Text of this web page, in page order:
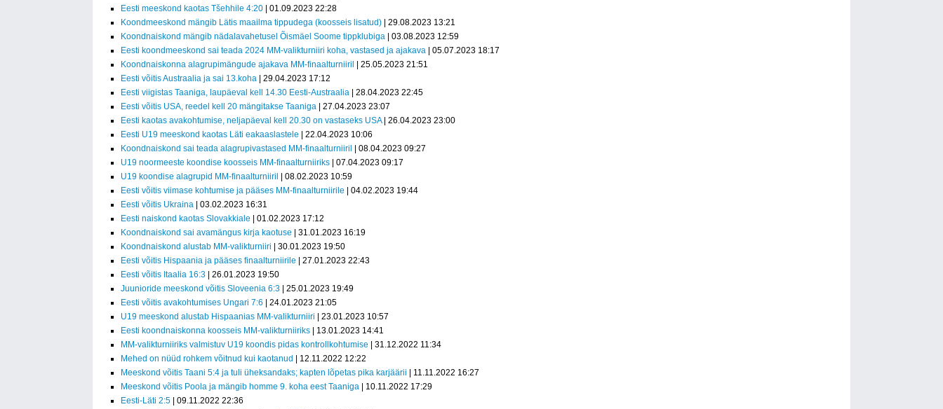
Eesti meeskond kaotas Tšehhile 4:20 | 01.09.2023 22:28
Koondmeeskond mängib Lätis maailma tippudega (koosseis lisatud) | 29.08.2023 13:21
Koondnaiskond mängib nädalavahetusel Õismäel Soome tippklubiga | 03.08.2023 12:59
Eesti koondmeeskond sai teada 2024 MM-valikturniiri koha, vastased ja ajakava | 05.07.2023 18:17
Koondnaiskonna alagrupimängude ajakava MM-finaalturniiril
| 25.05.2023 21:51
Eesti võitis Austraalia ja sai 13.koha | 29.04.2023 17:12
Eesti viigistas Taaniga, laupäeval kell 14.30 Eesti-Austraalia | 28.04.2023 22:45
Eesti võitis USA, reedel kell 20 mängitakse Taaniga | 27.04.2023 23:07
Eesti kaotas avakohtumise, neljapäeval kell 20.30 on vastaseks USA| 26.04.2023 23:00
Eesti U19 meeskond kaotas Läti eakaaslastele
| 22.04.2023 10:06
Koondnaiskond sai teada alagrupivastased MM-finaalturniiril
| 08.04.2023 09:27
U19 noormeeste koondise koosseis MM-finaalturniiriks | 07.04.2023 09:17
U19 koondise alagrupid MM-finaalturniiril
| 08.02.2023 10:59
Eesti võitis viimase kohtumise ja pääses MM-finaalturniirile | 04.02.2023 19:44
Eesti võitis Ukraina | 03.02.2023 16:31
Eesti naiskond kaotas Slovakkiale | 01.02.2023 17:12
Koondnaiskond sai avamängus kirja kaotuse | 31.01.2023 16:19
Koondnaiskond alustab MM-valikturniiri | 30.01.2023 19:50
Eesti võitis Hispaania ja pääses finaalturniirile | 27.01.2023 22:43
Eesti võitis Itaalia 16:3 | 26.01.2023 19:50
Juunioride meeskond võitis Sloveenia 6:3 | 25.01.2023 19:49
Eesti võitis avakohtumises Ungari 7:6 | 24.01.2023 21:05
U19 meeskond alustab Hispaanias MM-valikturniiri | 23.01.2023 10:57
Eesti koondnaiskonna koosseis MM-valikturniiriks | 13.01.2023 14:41
MM-valikturniiriks valmistuv U19 koondis pidas kontrollkohtumise | 31.12.2022 11:34
Mehed on nüüd rohkem võitnud kui kaotanud
| 12.11.2022 12:22
Meeskond võitis Taani 5:4 ja tuli üheksandaks; kapten lõpetas pika karjäärii | 11.11.2022 16:27
Meeskond võitis Poola ja mängib homme 9. koha eest Taaniga | 10.11.2022 17:29
Eesti-Läti 2:5 | 09.11.2022 22:36